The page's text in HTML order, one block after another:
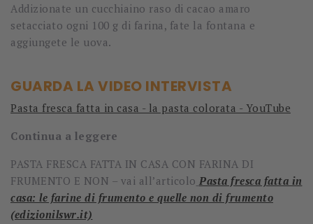
Addizionate un cucchiaino raso di cacao amaro
setacciato ogni 100 g di farina, fate la fontana e
aggiungete le uova.
GUARDA LA VIDEO INTERVISTA
Pasta fresca fatta in casa - la pasta colorata - YouTube
Continua a leggere
PASTA FRESCA FATTA IN CASA CON FARINA DI
FRUMENTO E NON – vai all’articolo Pasta fresca fatta in
casa: le farine di frumento e quelle non di frumento
(edizionilswr.it)